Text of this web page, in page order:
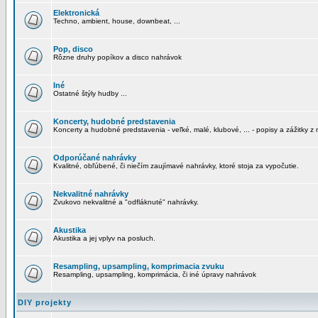
Elektronická
Techno, ambient, house, downbeat, ...
Pop, disco
Rôzne druhy popíkov a disco nahrávok
Iné
Ostatné štýly hudby ...
Koncerty, hudobné predstavenia
Koncerty a hudobné predstavenia - veľké, malé, klubové, ... - popisy a zážitky z
Odporúčané nahrávky
Kvalitné, obľúbené, či niečím zaujímavé nahrávky, ktoré stoja za vypočutie.
Nekvalitné nahrávky
Zvukovo nekvalitné a "odfláknuté" nahrávky.
Akustika
Akustika a jej vplyv na posluch.
Resampling, upsampling, komprimacia zvuku
Resampling, upsampling, komprimácia, či iné úpravy nahrávok
DIY projekty